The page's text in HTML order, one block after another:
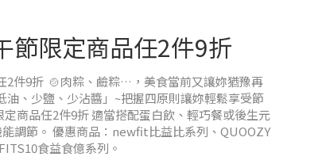
節限定商品任2件9折
2件9折 🍲肉粽、鹼粽…，美食當前又讓妳猶豫再
油、少鹽、少沾醬」~把握四原則讓妳輕鬆享受節
定商品任2件9折 適當搭配蛋白飲、輕巧餐或後生元
調節。 優惠商品：newfit比益比系列、QUOOZY
食益食億系列。